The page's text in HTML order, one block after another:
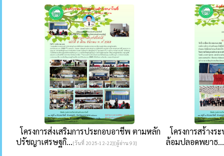
โครงการส่งเสริมการประกอบอาชีพ ตามหลัก
ปรัชญาเศรษฐกิ...[วันที่ 2025-12-22][ผู้อ่าน 93]
โครงการสร้าง
ล้อมปลอดพยาธ...